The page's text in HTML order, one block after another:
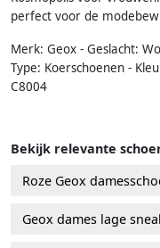
perfect voor de
Merk: Geox - Geslacht:
Type: Koerschoenen -
C8004
Bekijk relevante
Roze Geox
Geox dames lage